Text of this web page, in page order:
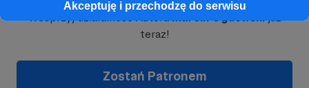
Akceptuję i przechodzę do serwisu
teraz!
Zostań Patronem